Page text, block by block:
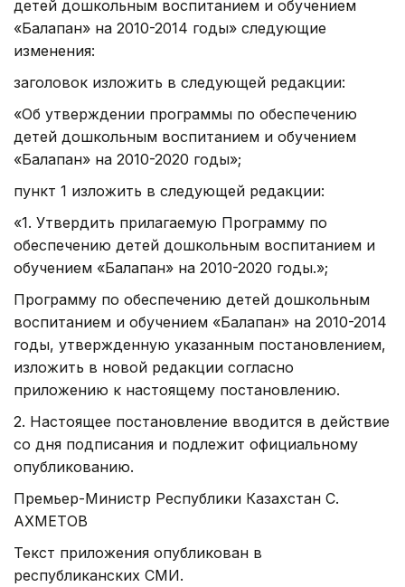
детей дошкольным воспитанием и обучением
«Балапан» на 2010-2014 годы» следующие
изменения:
заголовок изложить в следующей редакции:
«Об утверждении программы по обеспечению
детей дошкольным воспитанием и обучением
«Балапан» на 2010-2020 годы»;
пункт 1 изложить в следующей редакции:
«1. Утвердить прилагаемую Программу по
обеспечению детей дошкольным воспитанием и
обучением «Балапан» на 2010-2020 годы.»;
Программу по обеспечению детей дошкольным
воспитанием и обучением «Балапан» на 2010-2014
годы, утвержденную указанным постановлением,
изложить в новой редакции согласно
приложению к настоящему постановлению.
2. Настоящее постановление вводится в действие
со дня подписания и подлежит официальному
опубликованию.
Премьер-Министр Республики Казахстан С.
АХМЕТОВ
Текст приложения опубликован в
республиканских СМИ.